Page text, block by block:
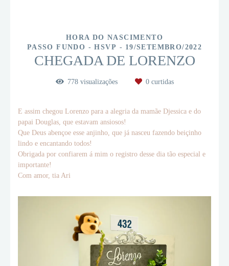
HORA DO NASCIMENTO
PASSO FUNDO - HSVP
19/SETEMBRO/2022
CHEGADA DE LORENZO
778visualizações 0curtidas
E assim chegou Lorenzo para a alegria da mamãe Djessica e do
papai Douglas, que estavam ansiosos!
Que Deus abençoe esse anjinho, que já nasceu fazendo beiçinho
lindo e encantando todos!
Obrigada por confiarem á mim o registro desse dia tão especial e
importante!
Com amor, tia Ari